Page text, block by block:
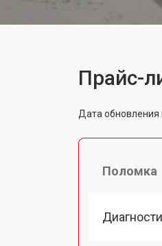
Прайс-
Дата обновления
Поломка